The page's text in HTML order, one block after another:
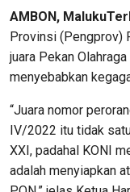
AMBON,
Provinsi (Pengprov)
juara Pekan
menyebabkan
“Juara nomor
IV/2022 itu tidak
XXI, padahal KONI
adalah menyiapkan